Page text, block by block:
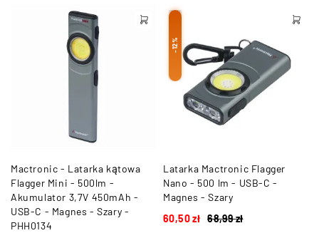
Mactronic - Latarka kątowa
Flagger Mini - 500lm -
Akumulator 3,7V 450mAh -
USB-C - Magnes - Szary -
PHH0134
-12%
Latarka Mactronic Flagger
Nano - 500 lm - USB-C -
Magnes - Szary
68,99zł
60,50zł